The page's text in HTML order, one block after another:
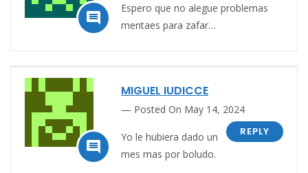

Espero que no alegue problemas
mentaes para zafar…

MIGUEL IUDICCE
Posted On May 14, 2024
REPLY
Yo le hubiera dado un
mes mas por boludo.